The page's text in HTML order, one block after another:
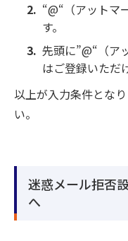
“@“（アットマ
す。
先頭に”@“（ア
はご登録いただ
以上が入力条件とな
い。
迷惑メール拒否
へ